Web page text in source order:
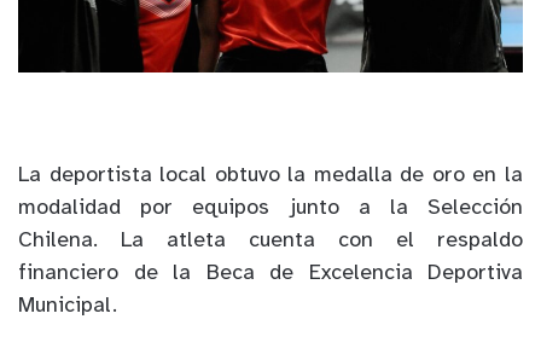
La deportista local obtuvo la medalla de oro en la
modalidad por equipos junto a la Selección
Chilena. La atleta cuenta con el respaldo
financiero de la Beca de Excelencia Deportiva
Municipal.